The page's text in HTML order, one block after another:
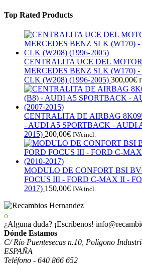
Top Rated Products
CENTRALITA UCE DEL MOTOR
MERCEDES BENZ SLK (W170)
CLK (W208) (1996-2005) 300,00€
CENTRALITA DE AIRBAG
- AUDI A5 SPORTBACK - AUDI
2015) 200,00€ IVA incl.
MODULO DE CONFORT BSI
FOCUS III - FORD C-MAX II -
2017) 150,00€ IVA incl.
¿Alguna duda? ¡Escríbenos!
Dónde Estamos
C/ Río Puentesecas n.10, Poligono
ESPAÑA
Teléfono - 640 866 652